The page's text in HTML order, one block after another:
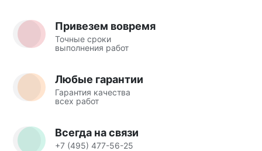
Привезем вовремя
Точные сроки
выполнения работ
Любые гарантии
Гарантия качества
всех работ
Всегда на связи
+7 (495) 477-56-25